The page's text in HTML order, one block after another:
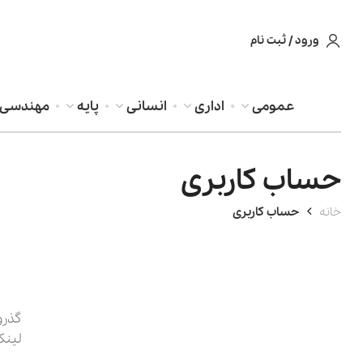
ورود / ثبت نام
عمومی اداری انسانی پایه مهندسی
حساب کاربری
خانه حساب کاربری